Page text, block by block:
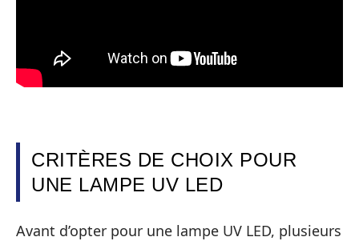
CRITÈRES DE CHOIX POUR
UNE LAMPE UV LED
Avant d’opter pour une lampe UV LED, plusieurs